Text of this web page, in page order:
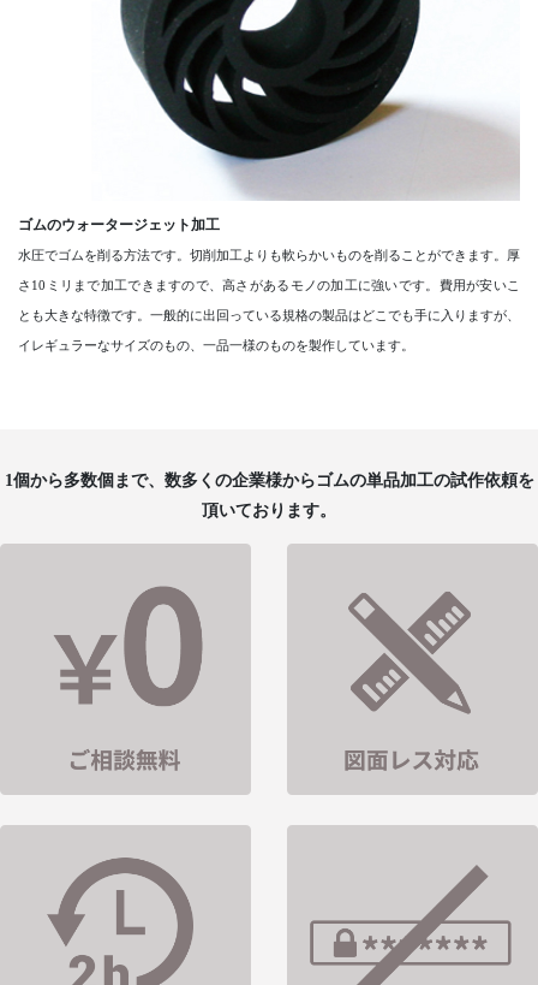
ゴムのウォータージェット加工
水圧でゴムを削る方法です。切削加工よりも軟らかいものを削ることができます。厚
さ10ミリまで加工できますので、高さがあるモノの加工に強いです。費用が安いこ
とも大きな特徴です。一般的に出回っている規格の製品はどこでも手に入りますが、
イレギュラーなサイズのもの、一品一様のものを製作しています。
1個から多数個まで、数多くの企業様からゴムの単品加工の試作依頼を
頂いております。